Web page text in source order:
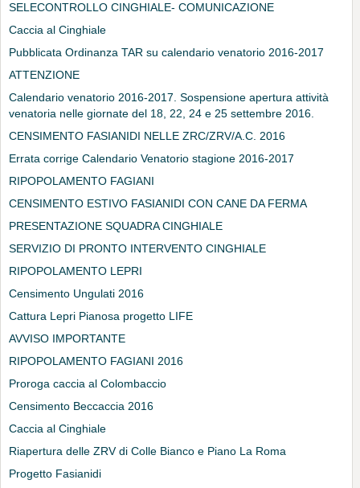
SELECONTROLLO CINGHIALE- COMUNICAZIONE
Caccia al Cinghiale
Pubblicata Ordinanza TAR su calendario venatorio 2016-2017
ATTENZIONE
Calendario venatorio 2016-2017. Sospensione apertura attività
venatoria nelle giornate del 18, 22, 24 e 25 settembre 2016.
CENSIMENTO FASIANIDI NELLE ZRC/ZRV/A.C. 2016
Errata corrige Calendario Venatorio stagione 2016-2017
RIPOPOLAMENTO FAGIANI
CENSIMENTO ESTIVO FASIANIDI CON CANE DA FERMA
PRESENTAZIONE SQUADRA CINGHIALE
SERVIZIO DI PRONTO INTERVENTO CINGHIALE
RIPOPOLAMENTO LEPRI
Censimento Ungulati 2016
Cattura Lepri Pianosa progetto LIFE
AVVISO IMPORTANTE
RIPOPOLAMENTO FAGIANI 2016
Proroga caccia al Colombaccio
Censimento Beccaccia 2016
Caccia al Cinghiale
Riapertura delle ZRV di Colle Bianco e Piano La Roma
Progetto Fasianidi